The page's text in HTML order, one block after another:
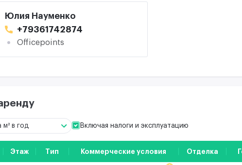
Юлия Науменко
+79361742874
Officepoints
м² в год Включая налоги и эксплуатацию
Этаж Тип Коммерческие условия Отделка